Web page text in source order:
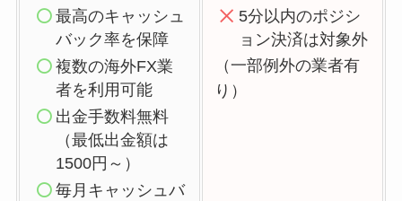
最高のキャッシュ
バック率を保障
複数の海外FX業
者を利用可能
出金手数料無料
（最低出金額は
1500円～）
毎月キャッシュバ
5分以内のポジシ
ョン決済は対象外
（一部例外の業者有
り）